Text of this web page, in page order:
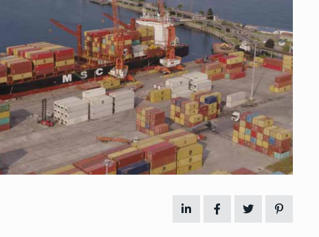
11
ზურაბ აზარაშვილი:
„სოციალურად დაუცველთა
დასაქმების პროგრამაში,…